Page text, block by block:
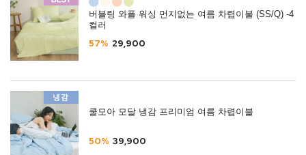
버블링 와플 워싱 먼지없는 여름 차렵이불 (SS/Q) -4
컬러
57% 29,900
쿨모아 모달 냉감 프리미엄 여름 차렵이불
50% 39,900